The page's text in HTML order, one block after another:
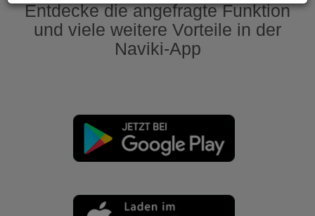
Entdecke die angefragte Funktion
und viele weitere Vorteile in der
Naviki-App